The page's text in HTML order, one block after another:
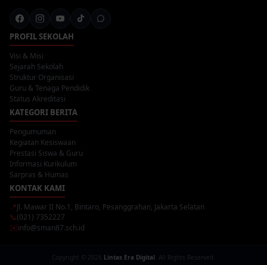
PROFIL SEKOLAH
Visi & Misi
Sejarah Sekolah
Struktur Organisasi
Guru & Tenaga Pendidik
Status Akreditasi
KATEGORI BERITA
Pengumuman
Kegiatan Kesiswaan
Prestasi Siswa & Guru
Informasi Kurikulum
Sarpras & Humas
KONTAK KAMI
📍Jl. Mawar II No.1, Bintaro, Pesanggrahan, Jakarta Selatan
📞(021) 7352227
✉️info@sman87.sch.id
Copyright © 2026 Lintas Era Digital . All Rights Reserved.